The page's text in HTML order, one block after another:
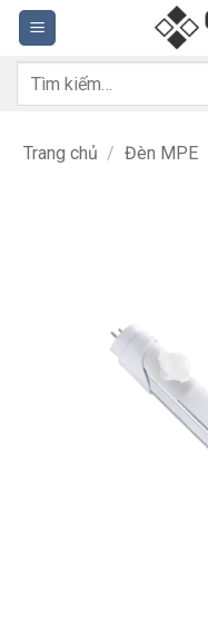
Bỏ
qua
nội
dung
Tìm
Trang chủ / Đèn MPE